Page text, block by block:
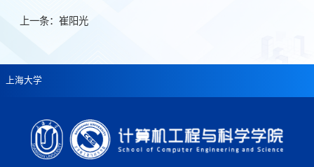
上一条： 崔阳光
上海大学